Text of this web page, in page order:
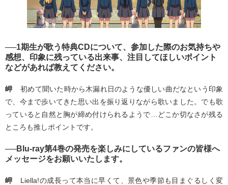
──1期生が歌う特典CDについて、参加した際のお気持ちや
感想、印象に残っている出来事、注目してほしいポイント
などがあれば教えてください。
岬
初めて聞いた時から木漏れ日のような優しい曲だなという印象
で、今まで歩いてきた思い出を振り返りながら歌いました。でも歌
っていると自然と胸が締め付けられるようで…どこか切なさが残る
ところも推しポイントです。
──Blu-ray第4巻の発売を楽しみにしているファンの皆様へ
メッセージをお願いいたします。
岬
Liella!の成長って本当に早くて、景色や季節も目まぐるしく変